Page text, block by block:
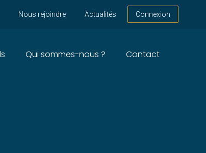
Nous rejoindre Actualités Connexion
Qui sommes-nous ? Contact
DE LOGEMENTS